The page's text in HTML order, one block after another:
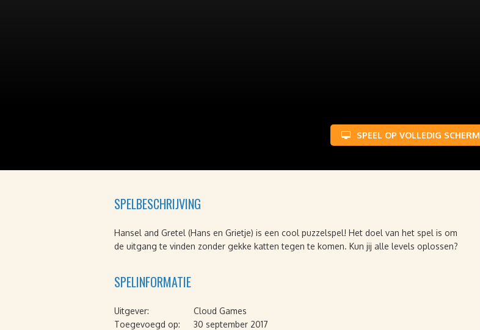
SPEEL OP VOLLEDIG SCHERM
SPELBESCHRIJVING
Hansel and Gretel (Hans en Grietje) is een cool puzzelspel! Het doel van het spel is om
de uitgang te vinden zonder gekke katten tegen te komen. Kun jij alle levels oplossen?
SPELINFORMATIE
Uitgever:
Cloud Games
Toegevoegd op:
30 september 2017